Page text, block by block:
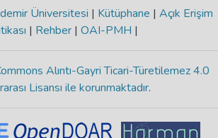
Üniversitesi | Kütüphane | Açık Erişim
| Rehber | OAI-PMH |
Alıntı-Gayri Ticari-Türetilemez 4.0
Lisansı ile korunmaktadır.